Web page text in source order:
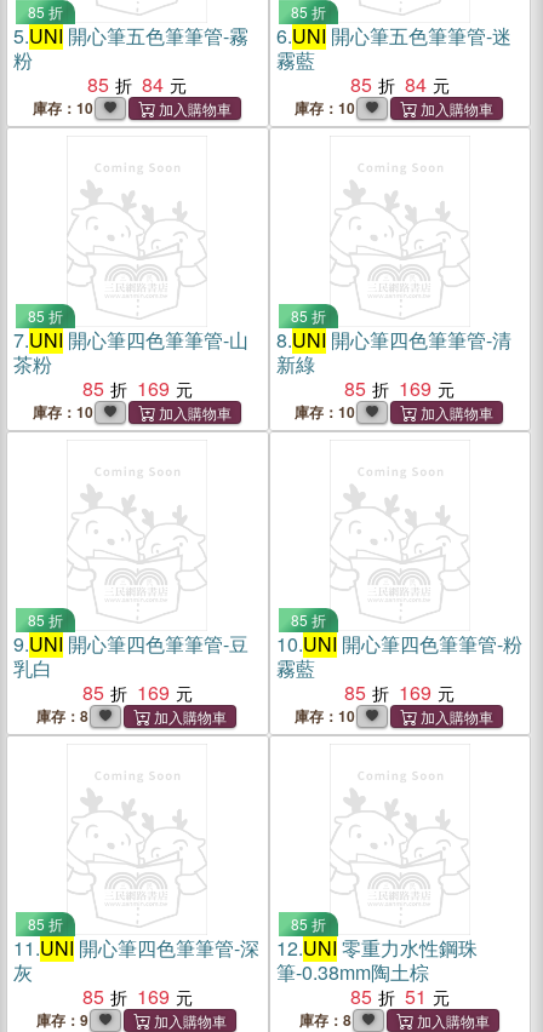
85 折
5.UNI 開心筆五色筆筆管-霧
粉
85
84
庫存：10
85 折
6.UNI 開心筆五色筆筆管-迷
霧藍
85
84
庫存：10
85 折
7.UNI 開心筆四色筆筆管-山
茶粉
85
169
庫存：10
85 折
8.UNI 開心筆四色筆筆管-清
新綠
85
169
庫存：10
85 折
9.UNI 開心筆四色筆筆管-豆
乳白
85
169
庫存：8
85 折
10.UNI 開心筆四色筆筆管-粉
霧藍
85
169
庫存：10
85 折
11.UNI 開心筆四色筆筆管-深
灰
85
169
庫存：9
85 折
12.UNI 零重力水性鋼珠
筆-0.38mm陶土棕
85
51
庫存：8